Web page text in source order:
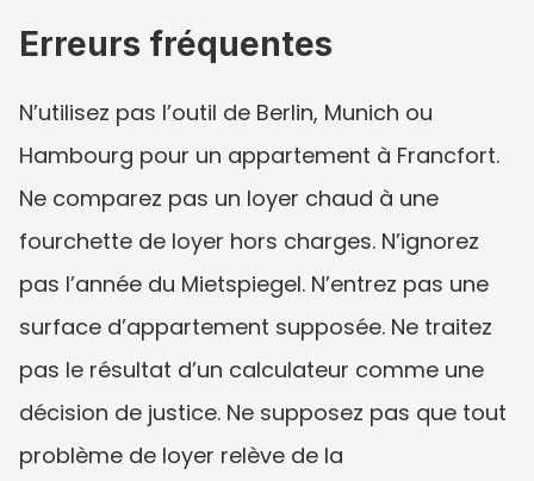
Erreurs fréquentes
N’utilisez pas l’outil de Berlin, Munich ou
Hambourg pour un appartement à Francfort.
Ne comparez pas un loyer chaud à une
fourchette de loyer hors charges. N’ignorez
pas l’année du Mietspiegel. N’entrez pas une
surface d’appartement supposée. Ne traitez
pas le résultat d’un calculateur comme une
décision de justice. Ne supposez pas que tout
problème de loyer relève de la